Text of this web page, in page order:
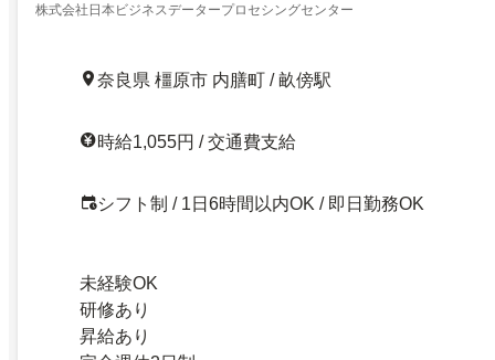
株式会社日本ビジネスデータープロセシングセンター
奈良県 橿原市 内膳町 / 畝傍駅
時給1,055円 / 交通費支給
シフト制 / 1日6時間以内OK / 即日勤務OK
未経験OK
研修あり
昇給あり